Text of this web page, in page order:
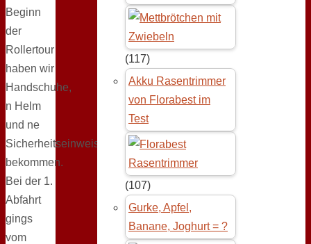
Beginn
der
Rollertour
haben wir
Handschuhe,
n Helm
und ne
Sicherheitseinweisung
bekommen.
Bei der 1.
Abfahrt
gings
vom
(117)
Akku Rasentrimmer
von Florabest im
Test
(107)
Gurke, Apfel,
Banane, Joghurt = ?